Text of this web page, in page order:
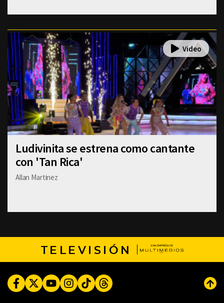
Ludivinita se estrena como cantante
con 'Tan Rica'
Allan Martinez
TELEVISIÓN
FacebookTwitterYoutubeInstagram
TikTokThreads